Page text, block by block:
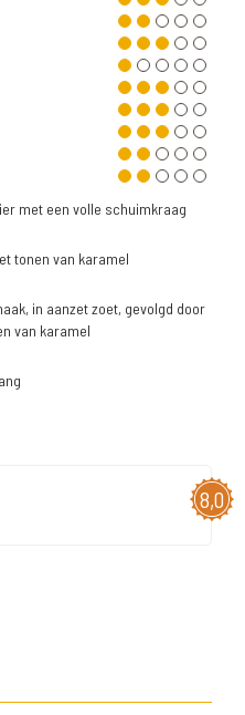
met een volle schuimkraag
tonen van karamel
in aanzet zoet, gevolgd door
van karamel
8,0